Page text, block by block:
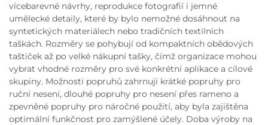
vícebarevné návrhy, reprodukce fotografií i jemné
umělecké detaily, které by bylo nemožné dosáhnout na
syntetických materiálech nebo tradičních textilních
taškách. Rozměry se pohybují od kompaktních obědových
taštiček až po velké nákupní tašky, čímž organizace mohou
vybrat vhodné rozměry pro své konkrétní aplikace a cílové
skupiny. Možnosti popruhů zahrnují krátké popruhy pro
ruční nesení, dlouhé popruhy pro nesení přes rameno a
zpevněné popruhy pro náročné použití, aby byla zajištěna
optimální funkčnost pro zamýšlené účely. Doba výroby na